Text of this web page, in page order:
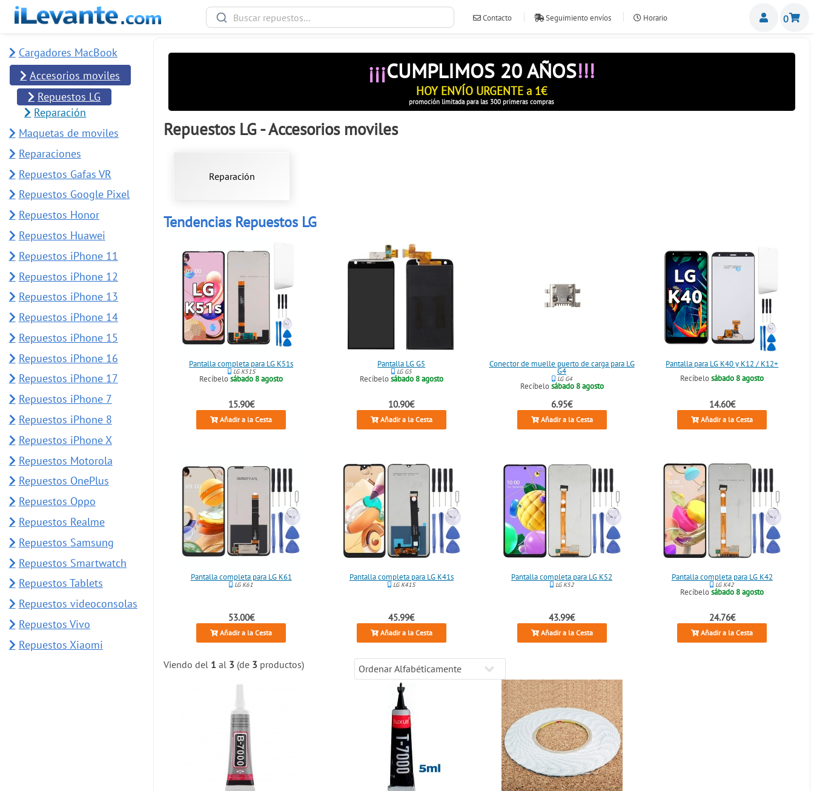
Contacto Seguimiento envíos Horario
ventas@ilevante.com
0
¡¡¡CUMPLIMOS 20 AÑOS!!!
HOY ENVÍO URGENTE a 1€
promoción limitada para las 300 primeras compras
Repuestos LG - Accesorios moviles
Reparación
Tendencias Repuestos LG
Pantalla completa para LG K51s
LG K51S
Recíbelosábado 8 agosto
15.90€
Añadir a la Cesta
Pantalla LG G5
LG G5
Recíbelosábado 8 agosto
10.90€
Añadir a la Cesta
Conector de muelle puerto de carga para LG
G4
LG G4
Recíbelosábado 8 agosto
6.95€
Añadir a la Cesta
Pantalla para LG K40 y K12 / K12+
Recíbelosábado 8 agosto
14.60€
Añadir a la Cesta
Pantalla completa para LG K61
LG K61
53.00€
Añadir a la Cesta
Pantalla completa para LG K41s
LG K41S
45.99€
Añadir a la Cesta
Pantalla completa para LG K52
LG K52
43.99€
Añadir a la Cesta
Pantalla completa para LG K42
LG K42
Recíbelosábado 8 agosto
24.76€
Añadir a la Cesta
Viendo del 1 al 3(de 3productos)
Cargadores MacBook
Accesorios moviles
Repuestos LG
Reparación
Maquetas de moviles
Reparaciones
Repuestos Gafas VR
Repuestos Google Pixel
Repuestos Honor
Repuestos Huawei
Repuestos iPhone 11
Repuestos iPhone 12
Repuestos iPhone 13
Repuestos iPhone 14
Repuestos iPhone 15
Repuestos iPhone 16
Repuestos iPhone 17
Repuestos iPhone 7
Repuestos iPhone 8
Repuestos iPhone X
Repuestos Motorola
Repuestos OnePlus
Repuestos Oppo
Repuestos Realme
Repuestos Samsung
Repuestos Smartwatch
Repuestos Tablets
Repuestos videoconsolas
Repuestos Vivo
Repuestos Xiaomi